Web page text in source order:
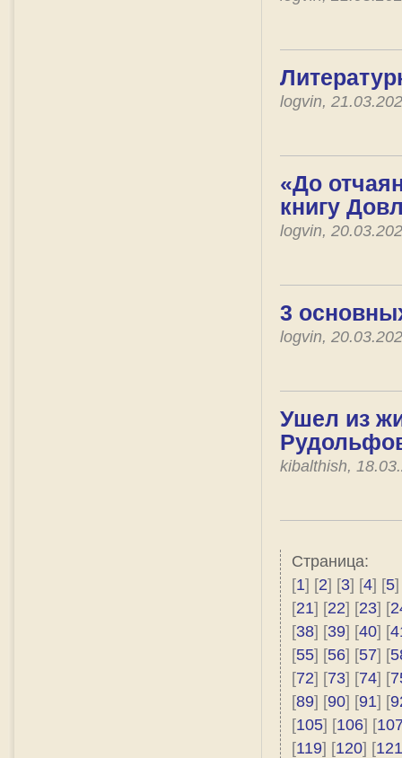
logvin,
«До
книгу
logvin,
3
logvin,
Ушел из
kibalthish,
Страница:
[1] [2] [3] [4] [5]
[21] [22] [23] [
[38] [39] [40] [
[55] [56] [57] [
[72] [73] [74] [
[89] [90] [91] [
[105] [106] [
[119] [120] [121